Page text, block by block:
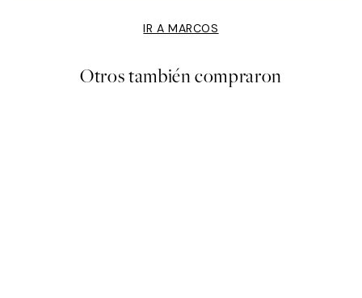
IR A MARCOS
Otros también compraron